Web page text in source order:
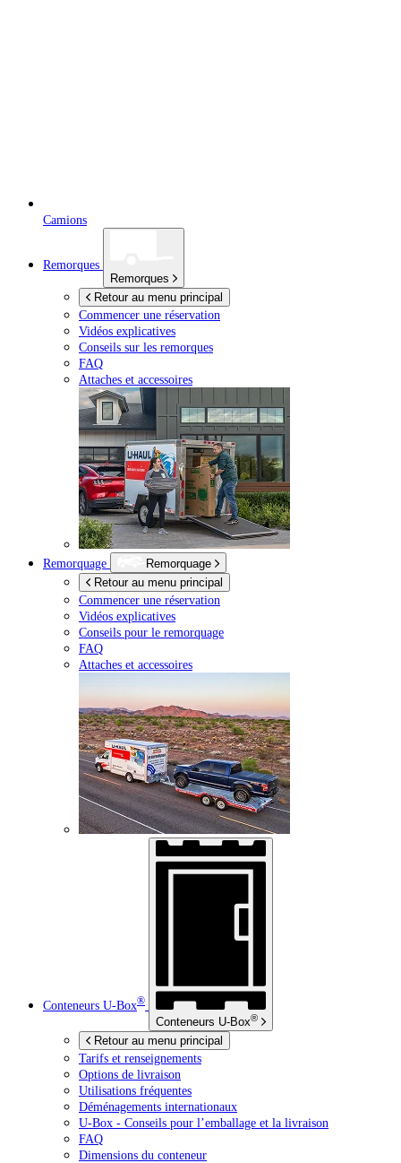
Camions
Remorques
Remorques
Retour au menu principal
Commencer une réservation
Vidéos explicatives
Conseils sur les remorques
FAQ
Attaches et accessoires
Remorquage
Remorquage
Retour au menu principal
Commencer une réservation
Vidéos explicatives
Conseils pour le remorquage
FAQ
Attaches et accessoires
Conteneurs U-Box®
Conteneurs U-Box®
Retour au menu principal
Tarifs et renseignements
Options de livraison
Utilisations fréquentes
Déménagements internationaux
U-Box - Conseils pour l’emballage et la livraison
FAQ
Dimensions du conteneur